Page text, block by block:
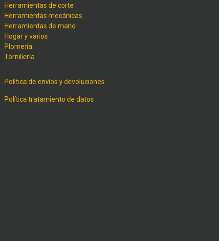
Herramientas de corte
Herramientas mecánicas
Herramientas de mano
Hogar y varios
Plomería
Tornillería
Política de envíos y devoluciones
Política tratamiento de datos